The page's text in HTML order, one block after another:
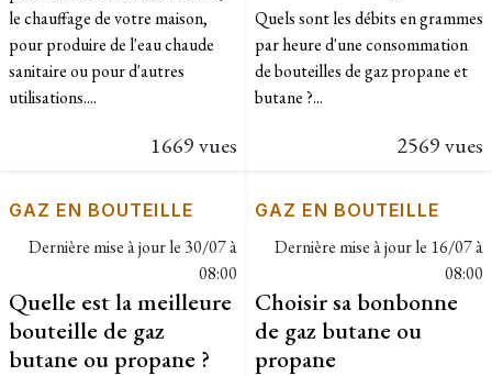
le chauffage de votre maison,
pour produire de l'eau chaude
sanitaire ou pour d'autres
utilisations....
1669 vues
Quels sont les débits en grammes
par heure d'une consommation
de bouteilles de gaz propane et
butane ?...
2569 vues
GAZ EN BOUTEILLE
Dernière mise à jour le 30/07 à
08:00
Quelle est la meilleure
bouteille de gaz
butane ou propane ?
GAZ EN BOUTEILLE
Dernière mise à jour le 16/07 à
08:00
Choisir sa bonbonne
de gaz butane ou
propane